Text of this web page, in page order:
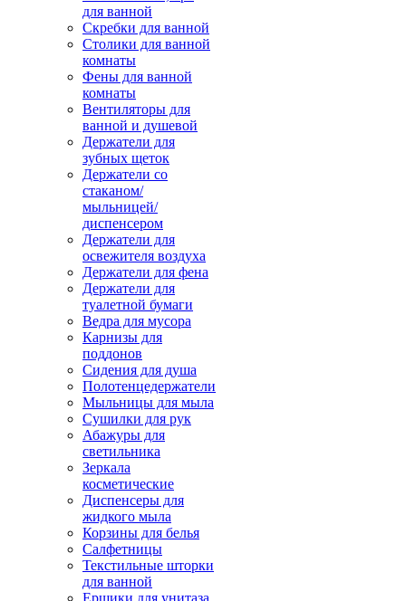
для ванной
Скребки для ванной
Столики для ванной
комнаты
Фены для ванной
комнаты
Вентиляторы для
ванной и душевой
Держатели для
зубных щеток
Держатели со
стаканом/
мыльницей/
диспенсером
Держатели для
освежителя воздуха
Держатели для фена
Держатели для
туалетной бумаги
Ведра для мусора
Карнизы для
поддонов
Сидения для душа
Полотенцедержатели
Мыльницы для мыла
Сушилки для рук
Абажуры для
светильника
Зеркала
косметические
Диспенсеры для
жидкого мыла
Корзины для белья
Салфетницы
Текстильные шторки
для ванной
Ершики для унитаза